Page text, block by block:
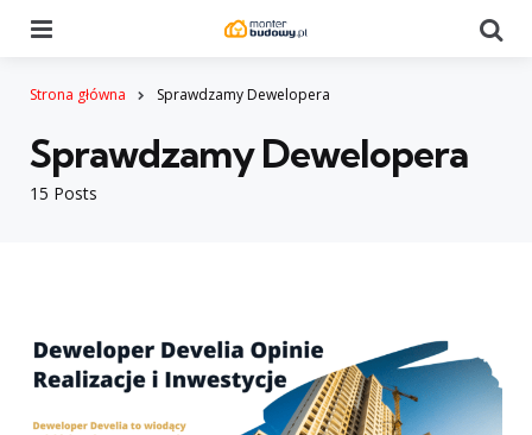
Strona główna Sprawdzamy Dewelopera
15 Posts
Sprawdzamy Dewelopera